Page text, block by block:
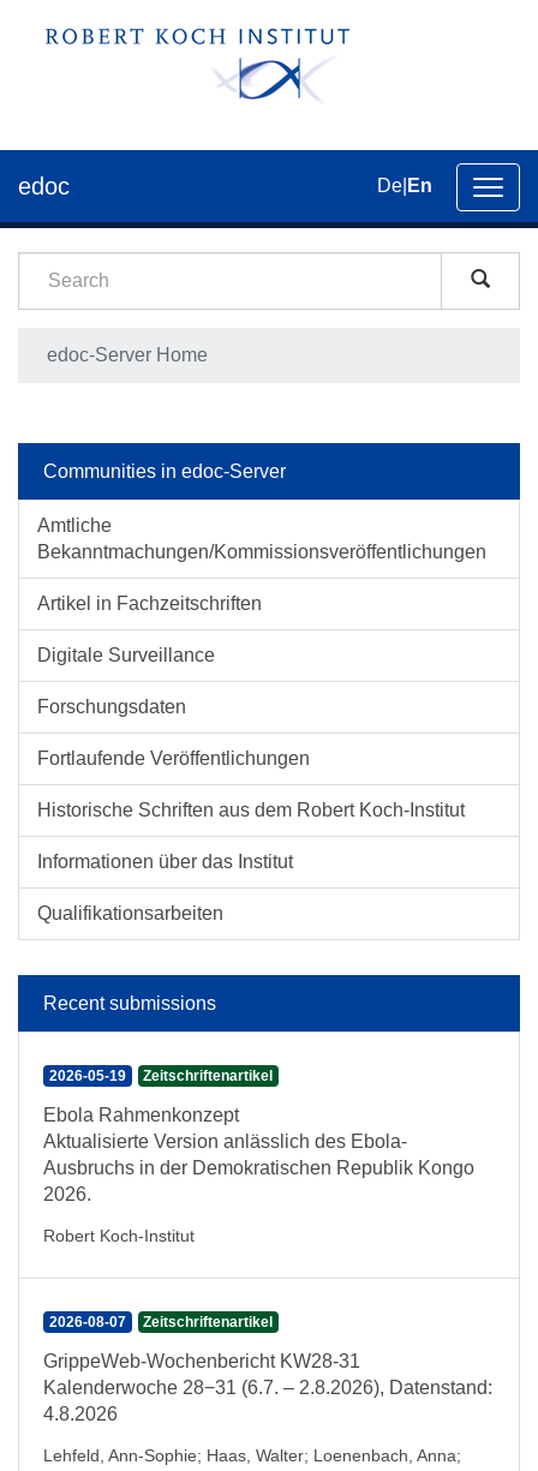
edoc De En
edoc-Server Home
Communities in edoc-Server
Amtliche
Bekanntmachungen/Kommissionsveröffentlichungen
Artikel in Fachzeitschriften
Digitale Surveillance
Forschungsdaten
Fortlaufende Veröffentlichungen
Historische Schriften aus dem Robert Koch-Institut
Informationen über das Institut
Qualifikationsarbeiten
Recent submissions
2026-05-19 Zeitschriftenartikel
Ebola Rahmenkonzept
Aktualisierte Version anlässlich des Ebola-
Ausbruchs in der Demokratischen Republik Kongo
2026.
Robert Koch-Institut
2026-08-07 Zeitschriftenartikel
GrippeWeb-Wochenbericht KW28-31
Kalenderwoche 28−31 (6.7. – 2.8.2026), Datenstand:
4.8.2026
Lehfeld, Ann-Sophie; Haas, Walter; Loenenbach, Anna;